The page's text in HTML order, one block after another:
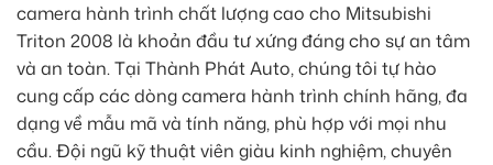
camera hành trình chất lượng cao cho Mitsubishi
Triton 2008 là khoản đầu tư xứng đáng cho sự an tâm
và an toàn. Tại Thành Phát Auto, chúng tôi tự hào
cung cấp các dòng camera hành trình chính hãng, đa
dạng về mẫu mã và tính năng, phù hợp với mọi nhu
cầu. Đội ngũ kỹ thuật viên giàu kinh nghiệm, chuyên